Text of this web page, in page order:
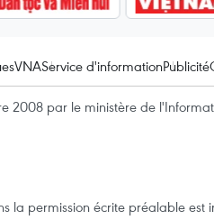
VNAService d'informationPublicité
2008 par le ministère de
la permission écrite préalable est